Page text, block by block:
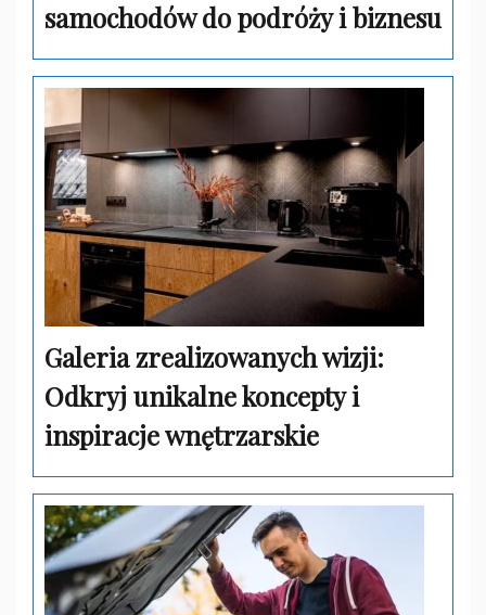
samochodów do podróży i biznesu
Galeria zrealizowanych wizji:
Odkryj unikalne koncepty i
inspiracje wnętrzarskie